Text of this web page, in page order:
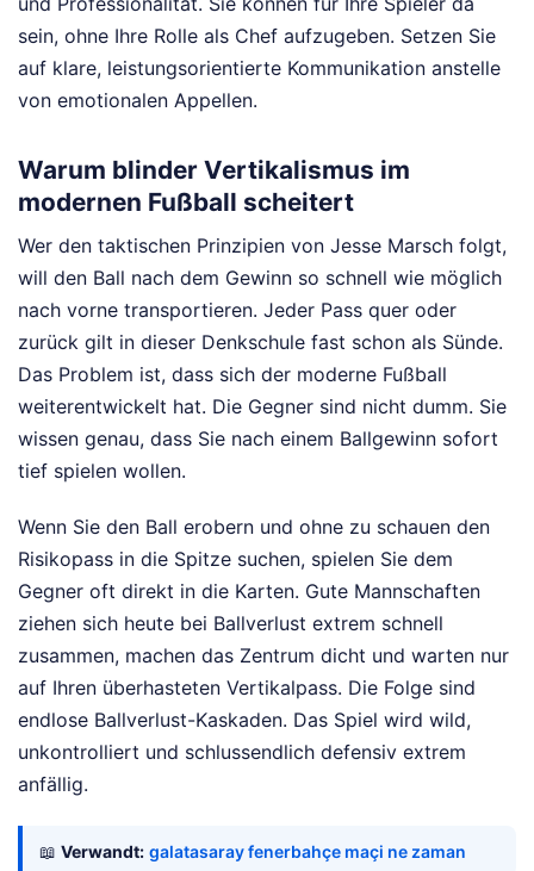
sein, ohne Ihre Rolle als Chef aufzugeben. Setzen Sie
auf klare, leistungsorientierte Kommunikation anstelle
von emotionalen Appellen.
Warum blinder Vertikalismus im
modernen Fußball scheitert
Wer den taktischen Prinzipien von Jesse Marsch folgt,
will den Ball nach dem Gewinn so schnell wie möglich
nach vorne transportieren. Jeder Pass quer oder
zurück gilt in dieser Denkschule fast schon als Sünde.
Das Problem ist, dass sich der moderne Fußball
weiterentwickelt hat. Die Gegner sind nicht dumm. Sie
wissen genau, dass Sie nach einem Ballgewinn sofort
tief spielen wollen.
Wenn Sie den Ball erobern und ohne zu schauen den
Risikopass in die Spitze suchen, spielen Sie dem
Gegner oft direkt in die Karten. Gute Mannschaften
ziehen sich heute bei Ballverlust extrem schnell
zusammen, machen das Zentrum dicht und warten nur
auf Ihren überhasteten Vertikalpass. Die Folge sind
endlose Ballverlust-Kaskaden. Das Spiel wird wild,
unkontrolliert und schlussendlich defensiv extrem
anfällig.
📖 Verwandt: galatasaray fenerbahçe maçi ne zaman